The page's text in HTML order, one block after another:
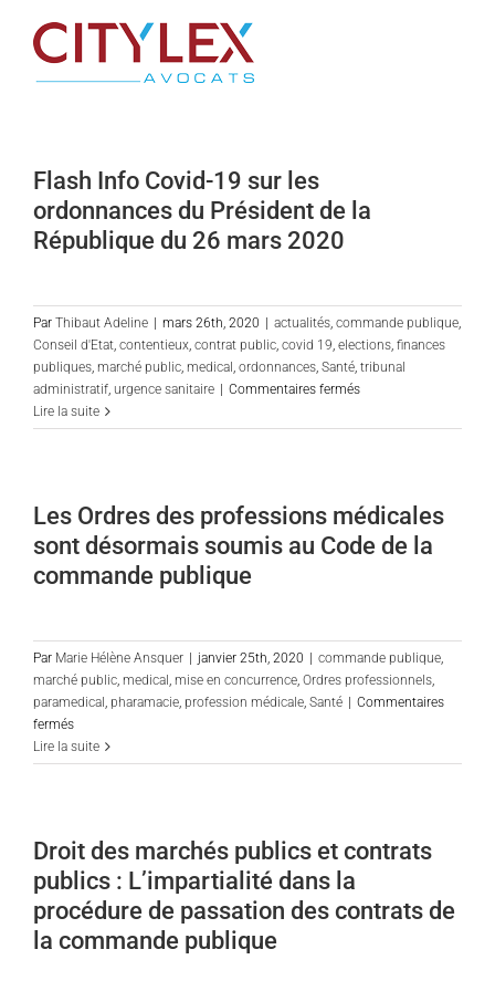
contenu
Flash Info Covid-19 sur les
ordonnances du Président de la
République du 26 mars 2020
Par Thibaut Adeline mars 26th, 2020 actualités, commande publique,
Conseil d'Etat, contentieux, contrat public, covid 19, elections, finances
publiques, marché public, medical , ordonnances, Santé, tribunal
administratif, urgence sanitaire Commentaires ferméssur
Info
les
ordonnances
République
du
26
Lire la suite
Les Ordres des professions médicales
sont désormais soumis au Code de la
commande publique
Par Marie Hélène Ansquer janvier 25th, 2020 commande publique,
marché public, medical , mise en concurrence, Ordres professionnels,
paramedical , pharamacie, profession médicale, Santé
Commentaires
ferméssur
Les
Ordres
sont
désormais
soumis
au
Code
Lire la suite
Droit des marchés publics et contrats
publics : L’impartialité dans la
procédure de passation des contrats de
la commande publique